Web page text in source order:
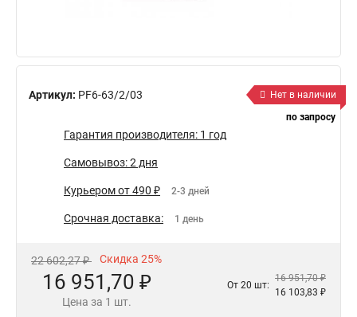
Артикул: PF6-63/2/03
Нет в наличии
по запросу
Гарантия производителя: 1 год
Самовывоз: 2 дня
Курьером от 490 ₽ 2-3 дней
Срочная доставка: 1 день
22 602,27 ₽ Скидка 25%
16 951,70 ₽
Цена за 1 шт.
От 20 шт:
16 951,70 ₽
16 103,83 ₽